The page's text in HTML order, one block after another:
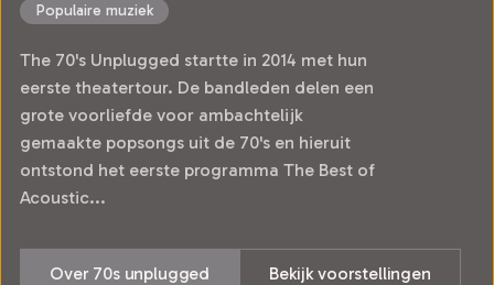
Populaire muziek
The 70's Unplugged startte in 2014 met hun
eerste theatertour. De bandleden delen een
grote voorliefde voor ambachtelijk
gemaakte popsongs uit de 70's en hieruit
ontstond het eerste programma The Best of
Acoustic...
Over 70s unplugged Bekijk voorstellingen